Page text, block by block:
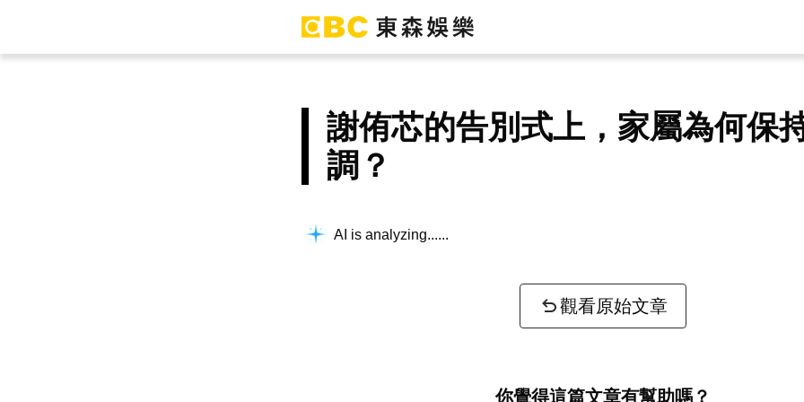
謝侑芯的告別式上，家屬為何保
調？
AI is analyzing...
觀看原始文章
你覺得這篇文章有幫助嗎？